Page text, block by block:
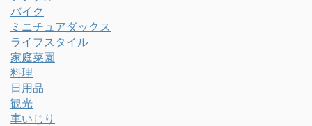
バイク
ミニチュアダックス
ライフスタイル
家庭菜園
料理
日用品
観光
車いじり